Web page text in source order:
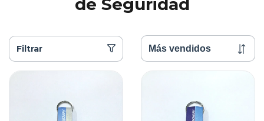
de Seguridad
Filtrar